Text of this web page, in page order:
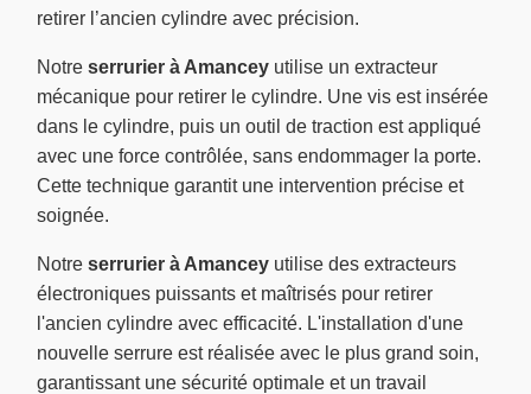
retirer l’ancien cylindre avec précision.
Notre serrurier à Amancey utilise un extracteur
mécanique pour retirer le cylindre. Une vis est insérée
dans le cylindre, puis un outil de traction est appliqué
avec une force contrôlée, sans endommager la porte.
Cette technique garantit une intervention précise et
soignée.
Notre serrurier à Amancey utilise des extracteurs
électroniques puissants et maîtrisés pour retirer
l'ancien cylindre avec efficacité. L'installation d'une
nouvelle serrure est réalisée avec le plus grand soin,
garantissant une sécurité optimale et un travail